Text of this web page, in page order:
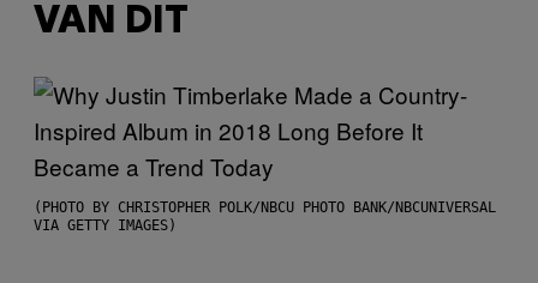
VAN DIT
(PHOTO BY CHRISTOPHER POLK/NBCU PHOTO BANK/NBCUNIVERSAL
VIA GETTY IMAGES)